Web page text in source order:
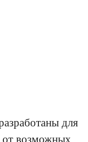
для
возможных